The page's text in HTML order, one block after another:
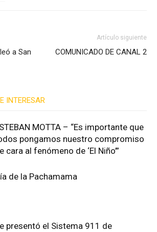
a San
Artículo siguiente
COMUNICADO DE CANAL 2
INTERESAR
MOTTA – “Es importante que
pongamos nuestro compromiso
cara al fenómeno de ‘El Niño’”
de la Pachamama
presentó el Sistema 911 de